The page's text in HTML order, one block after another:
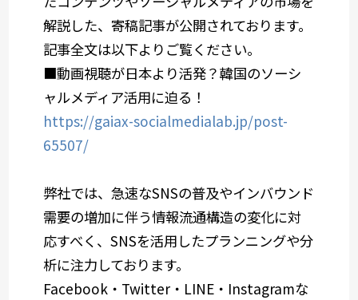
解説した、寄稿記事が公開されております。
記事全文は以下よりご覧ください。
■動画視聴が日本より活発？韓国のソーシ
ャルメディア活用に迫る！
https://gaiax-socialmedialab.jp/post-
65507/
弊社では、急速なSNSの普及やインバウンド
需要の増加に伴う情報流通構造の変化に対
応すべく、SNSを活用したプランニングや分
析に注力しております。
Facebook・Twitter・LINE・Instagramな